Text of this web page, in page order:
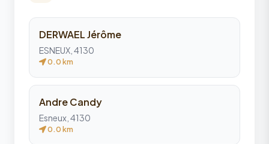
DERWAEL Jérôme
ESNEUX, 4130
0.0 km
Andre Candy
Esneux, 4130
0.0 km